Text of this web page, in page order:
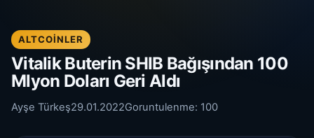
ALTCOINLER
Vitalik Buterin SHIB Bağışından 100
Mlyon Doları Geri Aldı
Ayşe Türkeş29.01.2022Goruntulenme: 100